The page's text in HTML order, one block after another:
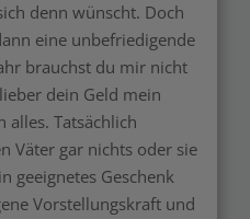
denn wünscht. Doch
eine unbefriedigende
brauchst du mir nicht
dein Geld mein
alles. Tatsächlich
Väter gar nichts oder sie
geeignetes Geschenk
Vorstellungskraft und